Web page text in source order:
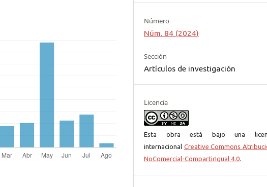
Número
Núm. 84 (2024)
Sección
Artículos de investigación
Licencia
Esta obra está bajo una
internacional Creative Commons
NoComercial-CompartirIgual 4.0.